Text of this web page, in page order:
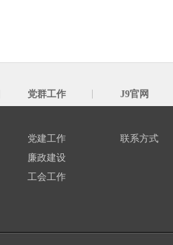
党群工作
党建工作
廉政建设
工会工作
J9官网
联系方式